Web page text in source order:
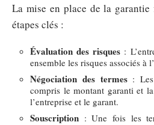
La mise en place de la
étapes clés :
Évaluation des risques :
ensemble les risques associés à
Négociation des termes: Les
compris le montant garanti et
l’entreprise et le garant.
Souscription : Une fois les